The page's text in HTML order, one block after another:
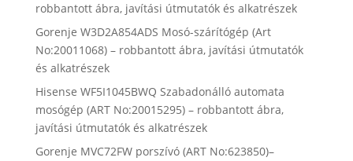
robbantott ábra, javítási útmutatók és alkatrészek
Gorenje W3D2A854ADS Mosó-szárítógép (Art
No:20011068) – robbantott ábra, javítási útmutatók
és alkatrészek
Hisense WF5I1045BWQ Szabadonálló automata
mosógép (ART No:20015295) – robbantott ábra,
javítási útmutatók és alkatrészek
Gorenje MVC72FW porszívó (ART No:623850)–